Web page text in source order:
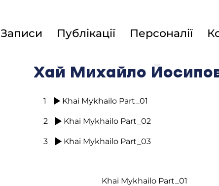
Записи Публікації Персоналії
Хай Михайло
1 Khai Mykhailo Part_01
2 Khai Mykhailo Part_02
3 Khai Mykhailo Part_03
Khai Mykhailo Part_01